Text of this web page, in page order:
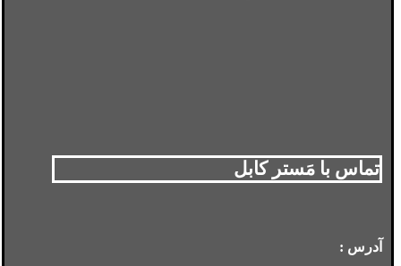
تماس با مَستر کابل
آدرس :